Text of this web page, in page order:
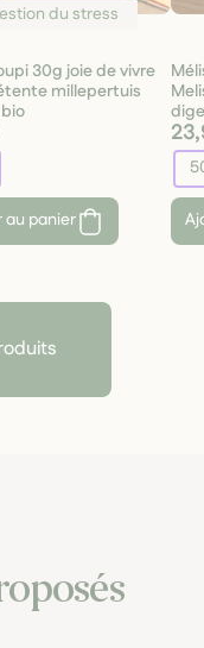
du stress
30g joie de vivre
millepertuis
au panier